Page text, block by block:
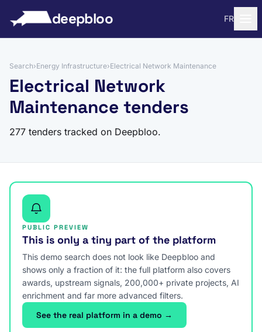
deepbloo FR
Search›Energy Infrastructure›Electrical Network Maintenance
Electrical Network
Maintenance tenders
277 tenders tracked on Deepbloo.
PUBLIC PREVIEW
This is only a tiny part of the platform
This demo search does not look like Deepbloo and
shows only a fraction of it: the full platform also covers
awards, upstream signals, 200,000+ private projects, AI
enrichment and far more advanced filters.
See the real platform in a demo →